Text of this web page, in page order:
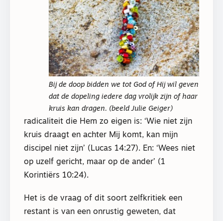
Bij de doop bidden we tot God of Hij wil geven
dat de dopeling iedere dag vrolijk zijn of haar
kruis kan dragen. (beeld Julie Geiger)
radicaliteit die Hem zo eigen is: ‘Wie niet zijn
kruis draagt en achter Mij komt, kan mijn
discipel niet zijn’ (Lucas 14:27). En: ‘Wees niet
op uzelf gericht, maar op de ander’ (1
Korintiërs 10:24).
Het is de vraag of dit soort zelfkritiek een
restant is van een onrustig geweten, dat